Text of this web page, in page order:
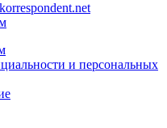
и персональных